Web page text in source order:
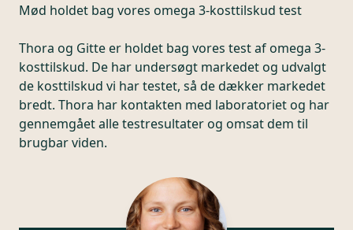
Mød holdet bag vores omega 3-kosttilskud test
Thora og Gitte er holdet bag vores test af omega 3-
kosttilskud. De har undersøgt markedet og udvalgt
de kosttilskud vi har testet, så de dækker markedet
bredt. Thora har kontakten med laboratoriet og har
gennemgået alle testresultater og omsat dem til
brugbar viden.